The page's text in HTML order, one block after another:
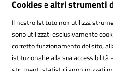
Cookies e altri strumenti
Il nostro Istituto non utilizza
sono utilizzati esclusivamente
corretto funzionamento del sito,
istituzionali e alla sua accessibilità
(PEC):